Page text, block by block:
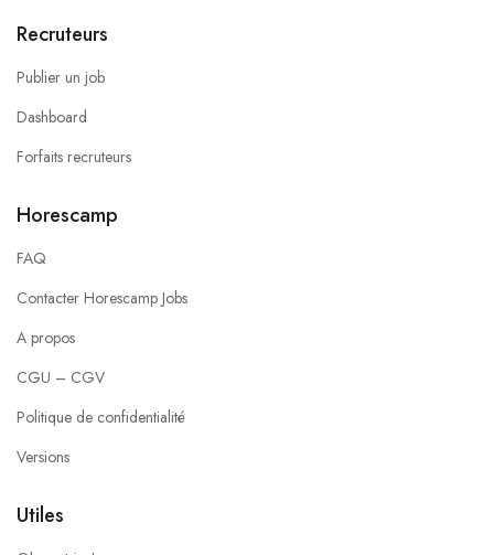
Recruteurs
Publier un job
Dashboard
Forfaits recruteurs
Horescamp
FAQ
Contacter Horescamp Jobs
A propos
CGU – CGV
Politique de confidentialité
Versions
Utiles